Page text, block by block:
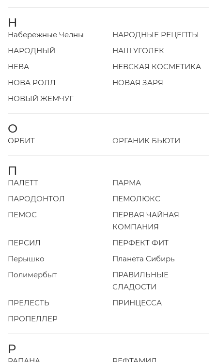
Н
Набережные Челны
НАРОДНЫЕ РЕЦЕПТЫ
НАРОДНЫЙ
НАШ УГОЛЕК
НЕВА
НЕВСКАЯ КОСМЕТИКА
НОВА РОЛЛ
НОВАЯ ЗАРЯ
НОВЫЙ ЖЕМЧУГ
О
ОРБИТ ОРГАНИК БЬЮТИ
П
ПАЛЕТТ
ПАРМА
ПАРОДОНТОЛ
ПЕМОЛЮКС
ПЕМОС
ПЕРВАЯ ЧАЙНАЯ
КОМПАНИЯ
ПЕРСИЛ
ПЕРФЕКТ ФИТ
Перышко
Планета Сибирь
Полимербыт
ПРАВИЛЬНЫЕ
СЛАДОСТИ
ПРЕЛЕСТЬ
ПРИНЦЕССА
ПРОПЕЛЛЕР
Р